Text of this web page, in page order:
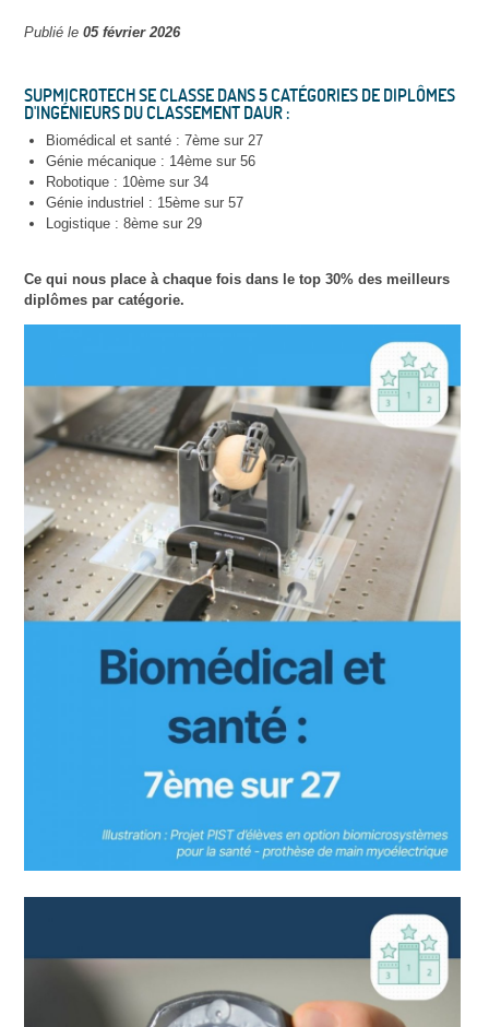
Publié le05 février 2026
SUPMICROTECH SE CLASSE DANS 5 CATÉGORIES DE DIPLÔMES
D'INGÉNIEURS DU CLASSEMENT DAUR :
Biomédical et santé : 7ème sur 27
Génie mécanique : 14ème sur 56
Robotique : 10ème sur 34
Génie industriel : 15ème sur 57
Logistique : 8ème sur 29
Ce qui nous place à chaque fois dans le top 30% des meilleurs
diplômes par catégorie.